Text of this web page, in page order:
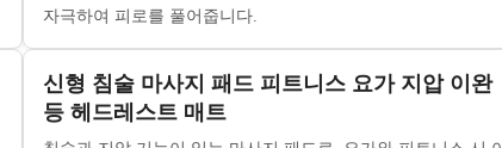
자극하여 피로를 풀어줍니다.
신형 침술 마사지 패드 피트니스 요가 지압 이완
등 헤드레스트 매트